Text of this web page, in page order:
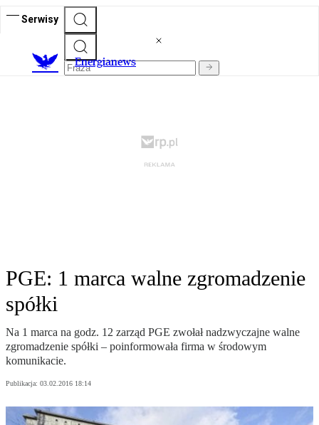
Serwisy
Energianews
PGE: 1 marca walne zgromadzenie
spółki
Na 1 marca na godz. 12 zarząd PGE zwołał nadzwyczajne walne
zgromadzenie spółki – poinformowała firma w środowym
komunikacie.
Publikacja: 03.02.2016 18:14